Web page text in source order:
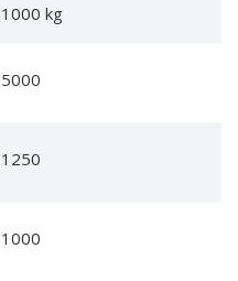
1000 kg
5000
1250
1000